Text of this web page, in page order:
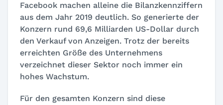
Facebook machen alleine die Bilanzkennziffern
aus dem Jahr 2019 deutlich. So generierte der
Konzern rund 69,6 Milliarden US-Dollar durch
den Verkauf von Anzeigen. Trotz der bereits
erreichten Größe des Unternehmens
verzeichnet dieser Sektor noch immer ein
hohes Wachstum.
Für den gesamten Konzern sind diese